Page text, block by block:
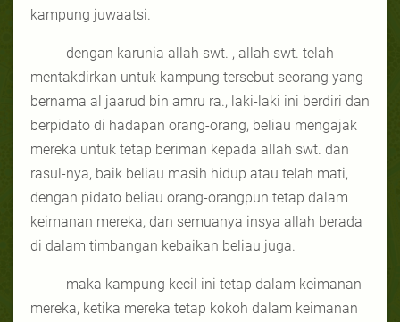
kampung juwaatsi.
dengan karunia allah swt. , allah swt. telah
mentakdirkan untuk kampung tersebut seorang yang
bernama al jaarud bin amru ra., laki-laki ini berdiri dan
berpidato di hadapan orang-orang, beliau mengajak
mereka untuk tetap beriman kepada allah swt. dan
rasul-nya, baik beliau masih hidup atau telah mati,
dengan pidato beliau orang-orangpun tetap dalam
keimanan mereka, dan semuanya insya allah berada
di dalam timbangan kebaikan beliau juga.
maka kampung kecil ini tetap dalam keimanan
mereka, ketika mereka tetap kokoh dalam keimanan